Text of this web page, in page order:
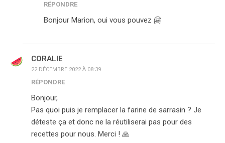
RÉPONDRE
Bonjour Marion, oui vous pouvez 🤗
CORALIE
22 DÉCEMBRE 2022 À 08:39
RÉPONDRE
Bonjour,
Pas quoi puis je remplacer la farine de sarrasin ? Je
déteste ça et donc ne la réutiliserai pas pour des
recettes pour nous. Merci ! 🙏